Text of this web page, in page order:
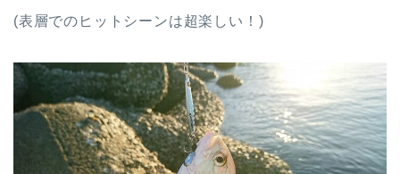
(表層でのヒットシーンは超楽しい！)